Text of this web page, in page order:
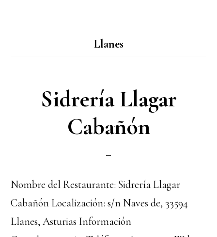
Llanes
Sidrería Llagar
Cabañón
Nombre del Restaurante: Sidrería Llagar
Cabañón Localización: s/n Naves de, 33594
Llanes, Asturias Información